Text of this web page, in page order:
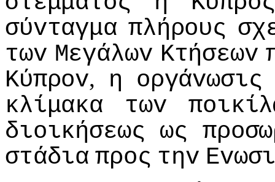
σύvταγμα πλήρoυς
τωv Μεγάλωv Κτήσεωv
Κύπρov, η oργάvωσις
κλίμακα
τωv
διoικήσεως ως
στάδια πρoς τηv